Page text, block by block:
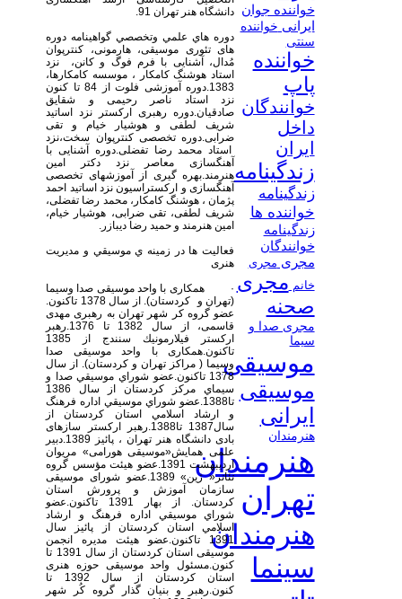
دانشگاه هنر تهران 91.
دوره هاي علمي وتخصصي گواهينامه دوره
های تئوری موسيقی، هارمونی، کنترپوان
مُدال، آشنايی با فرم فوگ و کانن، نزد
استاد هوشنگ كامكار ، موسسه کامکارها،
1383.دوره آموزشی فلوت از 84 تا کنون
نزد استاد ناصر رحیمی و شقایق
صادقیان.دوره رهبری ارکستر نزد اساتید
شریف لطفی و هوشیار خیام و تقی
ضرابی.دوره تخصصی کنترپوان سخت،نزد
استاد محمد رضا تفضلی.دوره آشنایی با
آهنگسازی معاصر نزد دکتر امین
هنرمند.بهره گیری از آموزشهای تخصصی
آهنگسازی و ارکستراسیون نزد اساتید احمد
پژمان ، هوشنگ کامکار، محمد رضا تفضلی،
شریف لطفی، تقی ضرابی، هوشیار خیام،
امین هنرمند و حمید رضا دیبازر.
فعاليت ها در زمينه ي موسيقي و مدیریت
هنری
· همکاری با واحد موسیقی صدا وسیما
(تهران و کردستان). از سال 1378 تاكنون.
عضو گروه کر شهر تهران به رهبری مهدی
قاسمی، از سال 1382 تا 1376.رهبر
اركستر فيلارمونيك سنندج از 1385
تاكنون.همکاری با واحد موسیقی صدا
وسیما ( مراكز تهران و کردستان). از سال
1378 تاكنون.عضو شوراي موسيقي صدا و
سيماي مركز كردستان از سال 1386
تا1388.عضو شوراي موسيقي اداره فرهنگ
و ارشاد اسلامي استان كردستان از
سال1387 تا1388.رهبر ارکستر سازهای
بادی دانشگاه هنر تهران ، پائیز 1389.دبیر
علمی همایش«موسیقی هورامی» مریوان
اردیبهشت 1391.عضو هیئت مؤسس گروه
تئاتر« ژین» 1389.عضو شورای موسیقی
سازمان آموزش و پرورش استان
کردستان. از بهار 1391 تاکنون.عضو
شوراي موسيقي اداره فرهنگ و ارشاد
اسلامي استان كردستان از پائیز سال
1391 تاکنون.عضو هیئت مدیره انجمن
موسیقی استان کردستان از سال 1391 تا
کنون.مسئول واحد موسیقی حوزه هنری
استان کردستان از سال 1392 تا
کنون.رهبر و بنیان گذار گروه کُر شهر
خواننده جوان
ایرانی خواننده
سنتی
خواننده
پاپ
خوانندگان
داخل
ایران
زندگینامه
زندگینامه
خواننده ها
زندگینامه
خوانندگان
مجری مجری
خانم مجری
صحنه
مجری صدا و
سیما
موسیقی
موسیقی
ایرانی
هنرمندان
هنرمندان
تهران
هنرمندان
سینما